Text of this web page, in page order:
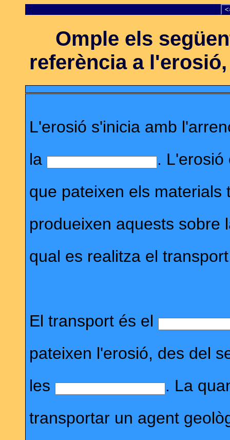
Omple els
referència a
L'erosió s'inicia amb
la
.
que pateixen els materials
produeixen aquests sobre
qual es realitza el
El transport és el
pateixen l'erosió, des del
les
. La
transportar un agent